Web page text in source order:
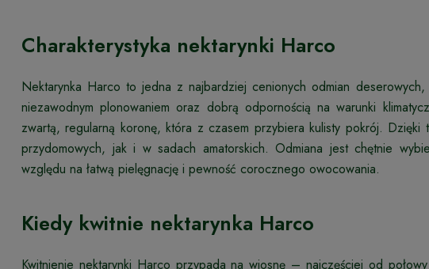
Charakterystyka nektarynki Harco
Nektarynka Harco to jedna z najbardziej cenionych odmian
niezawodnym plonowaniem oraz dobrą odpornością na warunki
zwartą, regularną koronę, która z czasem przybiera kulisty pokrój.
przydomowych, jak i w sadach amatorskich. Odmiana jest chętnie
względu na łatwą pielęgnację i pewność corocznego owocowania.
Kiedy kwitnie nektarynka Harco
Kwitnienie nektarynki Harco przypada na wiosnę – najczęściej od